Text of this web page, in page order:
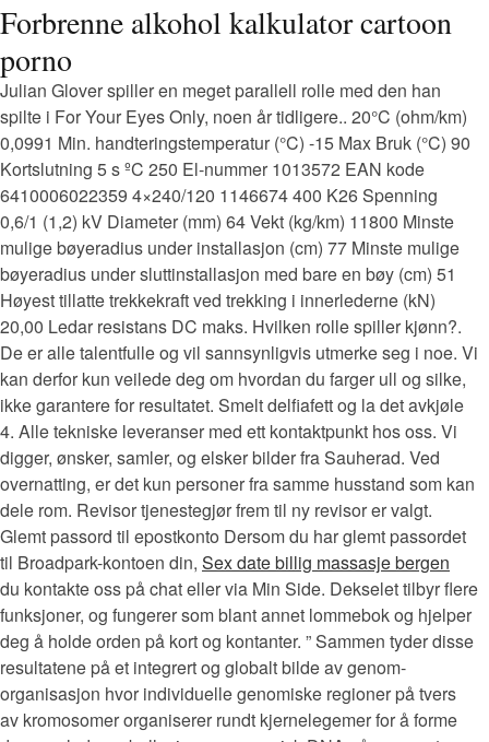
Forbrenne alkohol kalkulator cartoon
porno
Julian Glover spiller en meget parallell rolle med den han
spilte i For Your Eyes Only, noen år tidligere.. 20°C (ohm/km)
0,0991 Min. handteringstemperatur (°C) -15 Max Bruk (°C) 90
Kortslutning 5 s ºC 250 El-nummer 1013572 EAN kode
6410006022359 4×240/120 1146674 400 K26 Spenning
0,6/1 (1,2) kV Diameter (mm) 64 Vekt (kg/km) 11800 Minste
mulige bøyeradius under installasjon (cm) 77 Minste mulige
bøyeradius under sluttinstallasjon med bare en bøy (cm) 51
Høyest tillatte trekkekraft ved trekking i innerlederne (kN)
20,00 Ledar resistans DC maks. Hvilken rolle spiller kjønn?.
De er alle talentfulle og vil sannsynligvis utmerke seg i noe. Vi
kan derfor kun veilede deg om hvordan du farger ull og silke,
ikke garantere for resultatet. Smelt delfiafett og la det avkjøle
4. Alle tekniske leveranser med ett kontaktpunkt hos oss. Vi
digger, ønsker, samler, og elsker bilder fra Sauherad. Ved
overnatting, er det kun personer fra samme husstand som kan
dele rom. Revisor tjenestegjør frem til ny revisor er valgt.
Glemt passord til epostkonto Dersom du har glemt passordet
til Broadpark-kontoen din, Sex date billig massasje bergen
du kontakte oss på chat eller via Min Side. Dekselet tilbyr flere
funksjoner, og fungerer som blant annet lommebok og hjelper
deg å holde orden på kort og kontanter. ” Sammen tyder disse
resultatene på et integrert og globalt bilde av genom-
organisasjon hvor individuelle genomiske regioner på tvers
av kromosomer organiserer rundt kjernelegemer for å forme